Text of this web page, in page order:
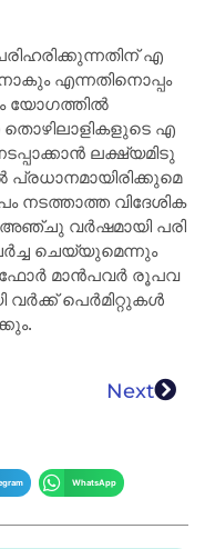
എ​
എ​ന്ന​തി​നൊ​പ്പം
യോ​ഗത്തിൽ
എ​
ല​ക്ഷ്യ​മി​ടു​
പ്ര​ധാ​ന​മാ​യി​രി​ക്കു​മെ​
ന​ട​ത്താ​ത്ത വി​ദേ​ശി​ക​
അ​ഞ്ചു വ​ർ​ഷ​മാ​യി പ​രി​
ചെയ്യുമെന്നും
മാ​ൻ​പ​വ​ർ രൂ​പ​വ​
പെ​ർ​മി​റ്റു​ക​ൾ
Next
WhatsApp